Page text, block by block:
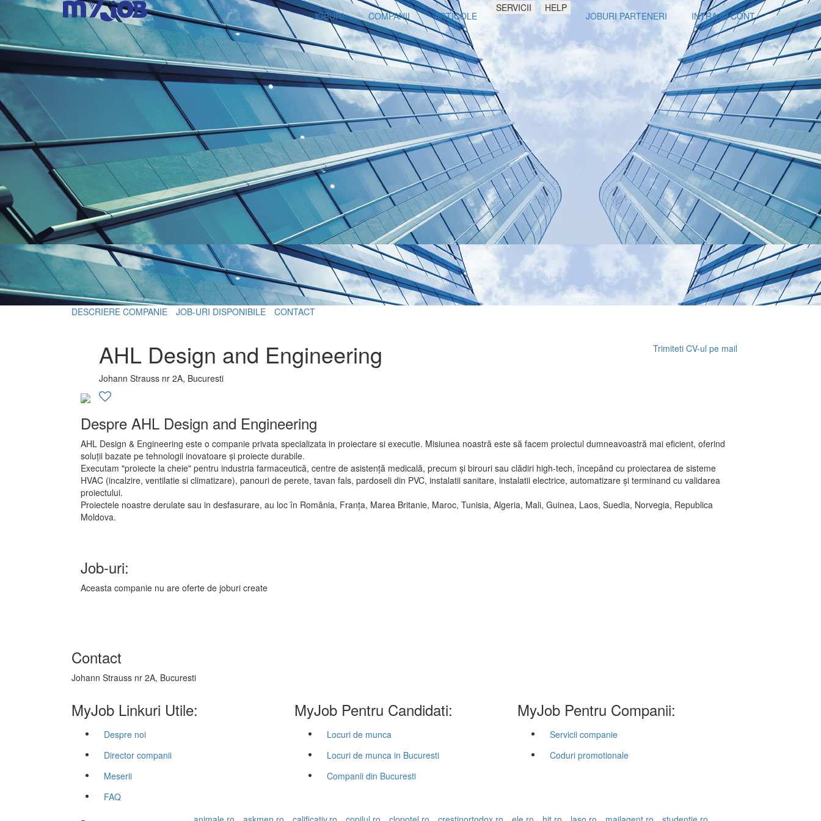
JOBURI COMPANII ARTICOLE
SERVICII HELP
JOBURI PARTENERI INTRA IN CONT
DESCRIERE COMPANIE JOB-URI DISPONIBILE CONTACT
AHL Design and Engineering
Johann Strauss nr 2A, Bucuresti
Trimiteti CV-ul pe mail
Despre AHL Design and Engineering
AHL Design & Engineering este o companie privata specializata in proiectare si executie. Misiunea noastră este să facem proiectul dumneavoastră mai eficient, oferind
soluții bazate pe tehnologii inovatoare și proiecte durabile.
Executam "proiecte la cheie" pentru industria farmaceutică, centre de asistență medicală, precum și birouri sau clădiri high-tech, începând cu proiectarea de sisteme
HVAC (incalzire, ventilatie si climatizare), panouri de perete, tavan fals, pardoseli din PVC, instalatii sanitare, instalatii electrice, automatizare și terminand cu validarea
proiectului.
Proiectele noastre derulate sau in desfasurare, au loc în România, Franța, Marea Britanie, Maroc, Tunisia, Algeria, Mali, Guinea, Laos, Suedia, Norvegia, Republica
Moldova.
Job-uri:
Aceasta companie nu are oferte de joburi create
Contact
Johann Strauss nr 2A, Bucuresti
MyJob Linkuri Utile:
Despre noi
Director companii
Meserii
FAQ
MyJob Pentru Candidati:
Locuri de munca
Locuri de munca in Bucuresti
Companii din Bucuresti
MyJob Pentru Companii:
Servicii companie
Coduri promotionale